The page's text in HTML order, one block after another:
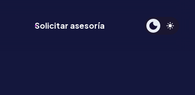
Solicitar asesoría